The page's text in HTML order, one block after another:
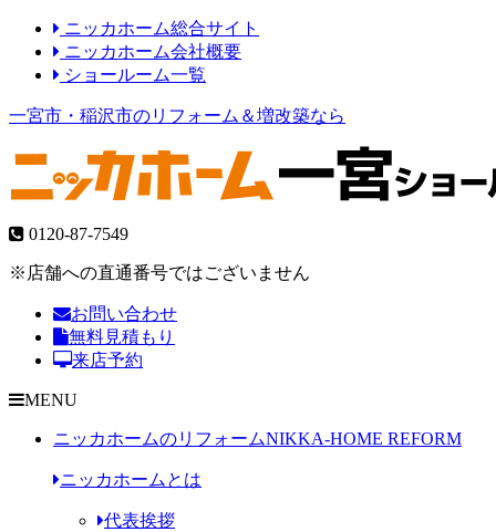
ニッカホーム総合サイト
ニッカホーム会社概要
ショールーム一覧
一宮市・稲沢市のリフォーム＆増改築なら
0120-87-7549
※店舗への直通番号ではございません
お問い合わせ
無料見積もり
来店予約
MENU
ニッカホームのリフォームNIKKA-HOME REFORM
ニッカホームとは
代表挨拶